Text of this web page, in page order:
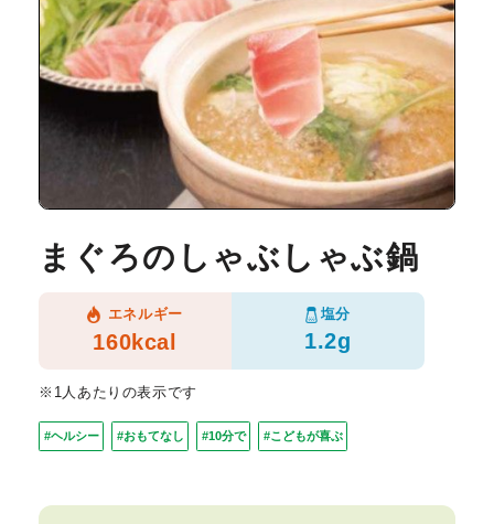
まぐろのしゃぶしゃぶ鍋
エネルギー
160kcal
塩分
1.2g
※1人あたりの表示です
#ヘルシー #おもてなし #10分で #こどもが喜ぶ